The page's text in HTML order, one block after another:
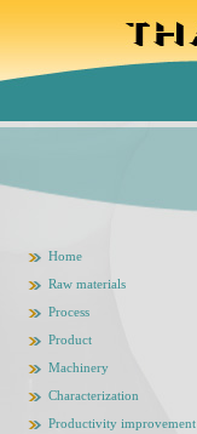
Home
Raw materials
Process
Product
Machinery
Characterization
Productivity improvement